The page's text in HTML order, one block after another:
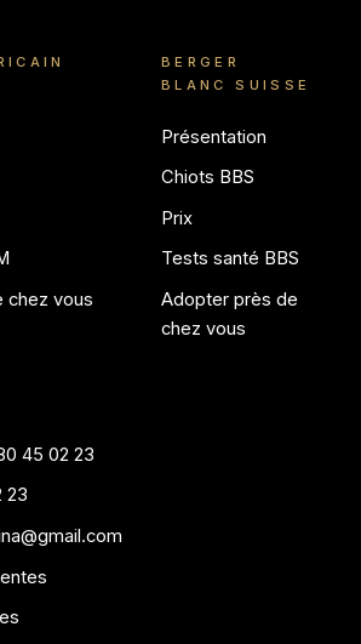
chez vous
BERGER
BLANC SUISSE
Présentation
Chiots BBS
Prix
Tests santé BBS
Adopter près de
chez vous
45 02 23
23